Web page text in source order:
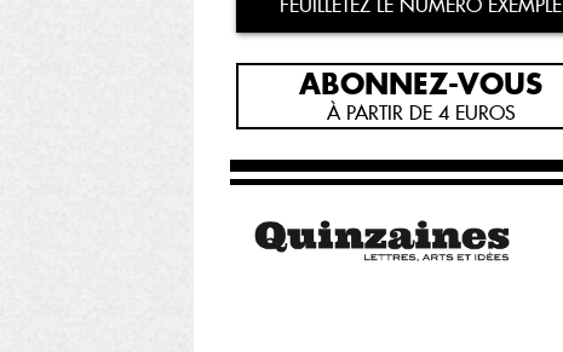
FEUILLETEZ LE NUMÉRO EXEMPLE
ABONNEZ-VOUS
À PARTIR DE 4 EUROS